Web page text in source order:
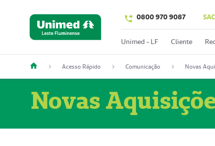
0800 970 9087 SAC
Unimed - LF Cliente
Acesso Rápido Comunicação Novas
Novas